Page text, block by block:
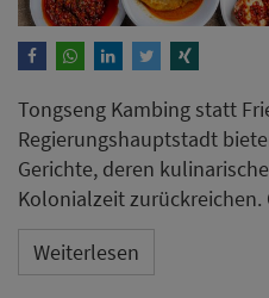
Tongseng Kambing statt
Regierungshauptstadt
Gerichte, deren
Kolonialzeit
Weiterlesen